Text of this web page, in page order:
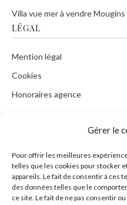
Gérer le
Pour offrir les meilleures
telles que les cookies pour stocker
appareils. Le fait de consentir à ces
des données telles que le
ce site. Le fait de ne pas consentir
Villa vue mer à vendre Mougins
LÉGAL
Mention légal
Cookies
Honoraires agence
Tel :+33 9 73552756
Mob :+33 676381325